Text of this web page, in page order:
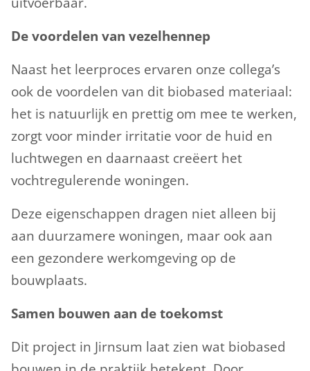
De voordelen van vezelhennep
Naast het leerproces ervaren onze collega’s
ook de voordelen van dit biobased materiaal:
het is natuurlijk en prettig om mee te werken,
zorgt voor minder irritatie voor de huid en
luchtwegen en daarnaast creëert het
vochtregulerende woningen.
Deze eigenschappen dragen niet alleen bij
aan duurzamere woningen, maar ook aan
een gezondere werkomgeving op de
bouwplaats.
Samen bouwen aan de toekomst
Dit project in Jirnsum laat zien wat biobased